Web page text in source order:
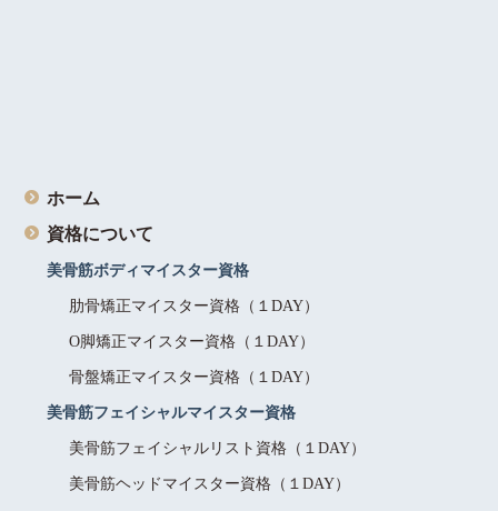
ホーム
資格について
美骨筋ボディマイスター資格
肋骨矯正マイスター資格（１DAY）
O脚矯正マイスター資格（１DAY）
骨盤矯正マイスター資格（１DAY）
美骨筋フェイシャルマイスター資格
美骨筋フェイシャルリスト資格（１DAY）
美骨筋ヘッドマイスター資格（１DAY）